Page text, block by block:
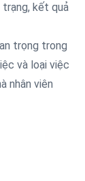
trạng, kết quả
trọng trong
và loại việc
nhân viên